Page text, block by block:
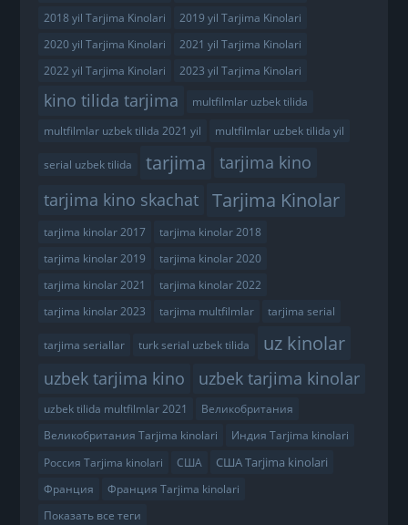
2018 yil Tarjima Kinolari
2019 yil Tarjima Kinolari
2020 yil Tarjima Kinolari
2021 yil Tarjima Kinolari
2022 yil Tarjima Kinolari
2023 yil Tarjima Kinolari
kino tilida tarjima
multfilmlar uzbek tilida
multfilmlar uzbek tilida 2021 yil
multfilmlar uzbek tilida yil
serial uzbek tilida tarjima
tarjima kino
tarjima kino skachat
Tarjima Kinolar
tarjima kinolar 2017
tarjima kinolar 2018
tarjima kinolar 2019
tarjima kinolar 2020
tarjima kinolar 2021
tarjima kinolar 2022
tarjima kinolar 2023
tarjima multfilmlar tarjima serial
tarjima seriallar turk serial uzbek tilida uz kinolar
uzbek tarjima kino uzbek tarjima kinolar
uzbek tilida multfilmlar 2021
Великобритания
Великобритания Tarjima kinolari
Индия Tarjima kinolari
Россия Tarjima kinolari
США США Tarjima kinolari
Франция
Франция Tarjima kinolari
Показать все теги